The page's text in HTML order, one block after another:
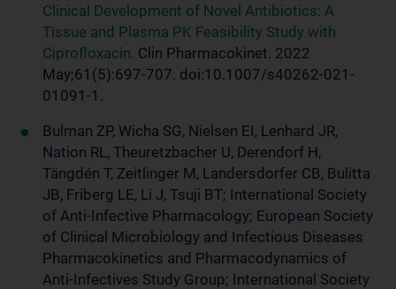
Clinical Development of Novel Antibiotics: A
Tissue and Plasma PK Feasibility Study with
Ciprofloxacin. Clin Pharmacokinet. 2022
May;61(5):697-707. doi:10.1007/s40262-021-
01091-1.
Bulman ZP, Wicha SG, Nielsen EI, Lenhard JR,
Nation RL, Theuretzbacher U, Derendorf H,
Tängdén T, Zeitlinger M, Landersdorfer CB, Bulitta
JB, Friberg LE, Li J, Tsuji BT; International Society
of Anti-Infective Pharmacology; European Society
of Clinical Microbiology and Infectious Diseases
Pharmacokinetics and Pharmacodynamics of
Anti-Infectives Study Group; International Society